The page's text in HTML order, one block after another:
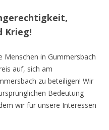
Krieg!
in Gummersbach
auf, sich am
zu beteiligen! Wir
Bedeutung
wir für unsere Interessen